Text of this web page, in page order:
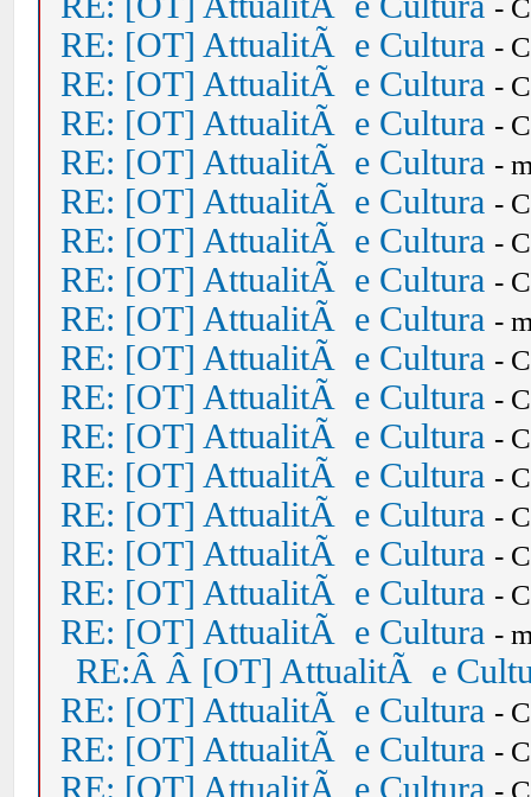
-
RE: [OT] AttualitÃ e Cultura -
RE: [OT] AttualitÃ e Cultura -
RE: [OT] AttualitÃ e Cultura -
RE: [OT] AttualitÃ e Cultura -
RE: [OT] AttualitÃ e Cultura -
RE: [OT] AttualitÃ e Cultura -
RE: [OT] AttualitÃ e Cultura -
RE: [OT] AttualitÃ e Cultura -
RE: [OT] AttualitÃ e Cultura -
RE: [OT] AttualitÃ e Cultura -
RE: [OT] AttualitÃ e Cultura -
RE: [OT] AttualitÃ e Cultura -
RE: [OT] AttualitÃ e Cultura -
RE: [OT] AttualitÃ e Cultura -
RE: [OT] AttualitÃ e Cultura -
RE: [OT] AttualitÃ e Cultura -
RE:Â Â [OT] AttualitÃ e
RE: [OT] AttualitÃ e Cultura -
RE: [OT] AttualitÃ e Cultura -
RE: [OT] AttualitÃ e Cultura -